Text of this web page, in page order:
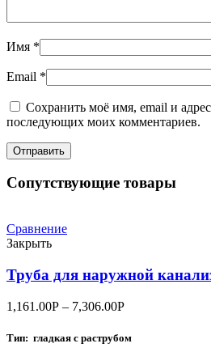
Имя *
Email *
Сохранить моё имя, email и
последующих моих комментариев.
Сопутствующие товары
Сравнение
Закрыть
Труба для наружной
1,161.00Р – 7,306.00Р
Тип: гладкая с раструбом